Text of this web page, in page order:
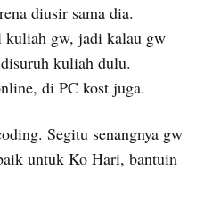
diusir sama dia.
gw, jadi kalau gw
kuliah dulu.
di PC kost juga.
Segitu senangnya gw
untuk Ko Hari, bantuin